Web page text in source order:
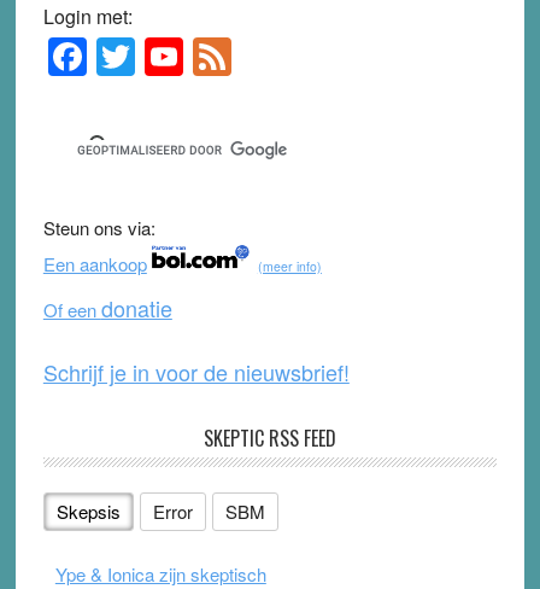
Login met:
Primary
Sidebar
F
a
c
e
b
o
o
k
T
wi
tt
er
Y
o
u
T
b
e
F
e
d
Steun ons via:
Een aankoop
(meer info)
Of eendonatie
Schrijf je in voor de nieuwsbrief!
SKEPTIC RSS FEED
Skepsis Error SBM
Ype & Ionica zijn skeptisch